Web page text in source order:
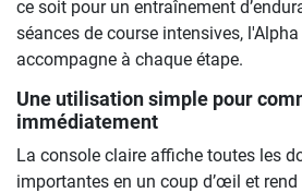
ce soit pour un entraînement
séances de course intensives,
accompagne à chaque étape.
Une utilisation simple pour
immédiatement
La console claire affiche toutes les
importantes en un coup d’œil et rend